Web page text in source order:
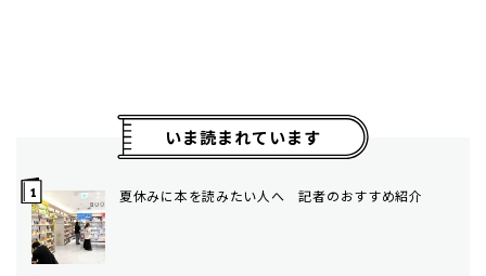
いま読まれています
夏休みに本を読みたい人へ 記者のおすすめ紹介